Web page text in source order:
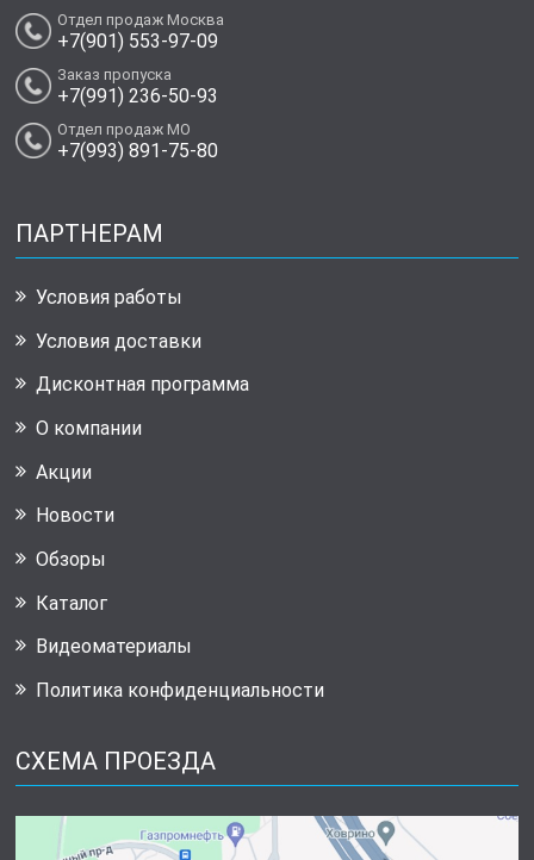
Отдел продаж Москва
+7(901) 553-97-09
Заказ пропуска
+7(991) 236-50-93
Отдел продаж МО
+7(993) 891-75-80
ПАРТНЕРАМ
Условия работы
Условия доставки
Дисконтная программа
О компании
Акции
Новости
Обзоры
Каталог
Видеоматериалы
Политика конфиденциальности
СХЕМА ПРОЕЗДА